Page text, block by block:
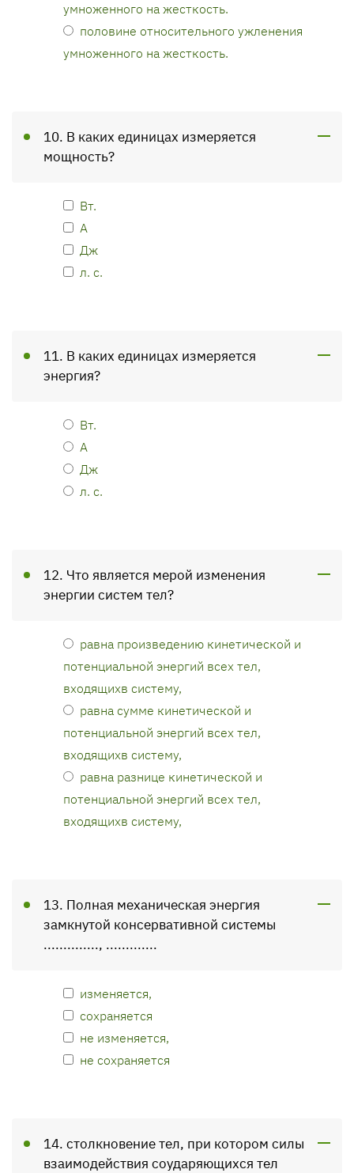
умноженного на жесткость.
половине относительного ужленения
умноженного на жесткость.
10. В каких единицах измеряется
мощность?
Вт.
А
Дж
л. с.
11. В каких единицах измеряется
энергия?
Вт.
А
Дж
л. с.
12. Что является мерой изменения
энергии систем тел?
равна произведению кинетической и
потенциальной энергий всех тел,
входящихв систему,
равна сумме кинетической и
потенциальной энергий всех тел,
входящихв систему,
равна разнице кинетической и
потенциальной энергий всех тел,
входящихв систему,
13. Полная механическая энергия
замкнутой консервативной системы
.............., .............
изменяется,
сохраняется
не изменяется,
не сохраняется
14. столкновение тел, при котором силы
взаимодействия соударяющихся тел